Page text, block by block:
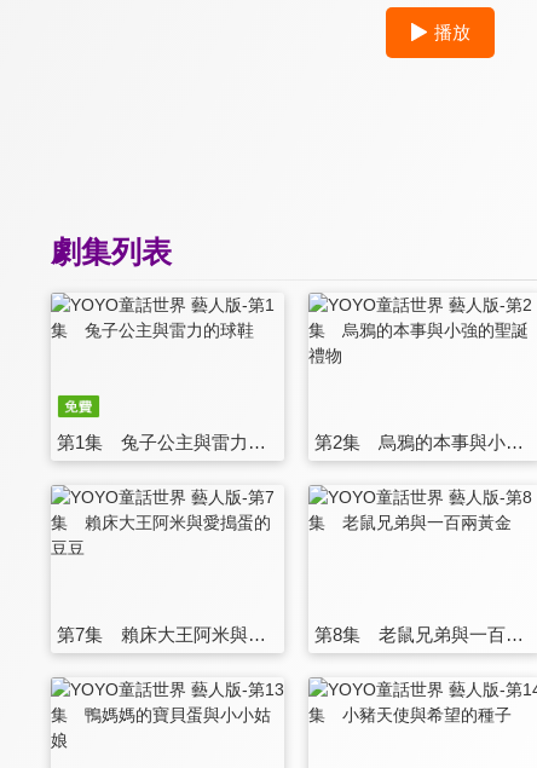
播放
劇集列表
第1集 兔子公主與雷力的球鞋 第2集 烏鴉的本事與小強的聖誕禮物
第7集 賴床大王阿米與愛搗蛋的豆豆 第8集 老鼠兄弟與一百兩黃金